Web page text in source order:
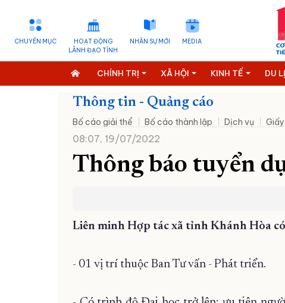
CHUYÊN MỤC
HOẠT ĐỘNG
LÃNH ĐẠO TỈNH
NHÂN SỰ MỚI MEDIA
CHÍNH TRỊ XÃ HỘI KINH TẾ DU
Thông tin - Quảng cáo
Bố cáo giải thể Bố cáo thành lập Dịch vụ
08:07, 19/07/2022
Thông báo tuyển
Liên minh Hợp tác xã tỉnh Khánh Hòa
- 01 vị trí thuộc Ban Tư vấn - Phát triển.